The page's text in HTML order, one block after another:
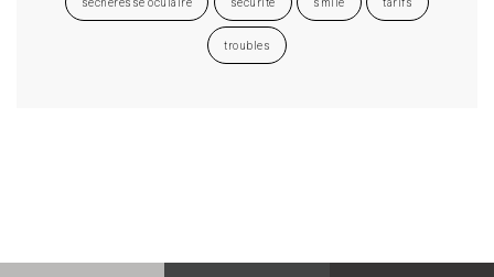
sécheresse oculaire sécurité smile tarifs
troubles